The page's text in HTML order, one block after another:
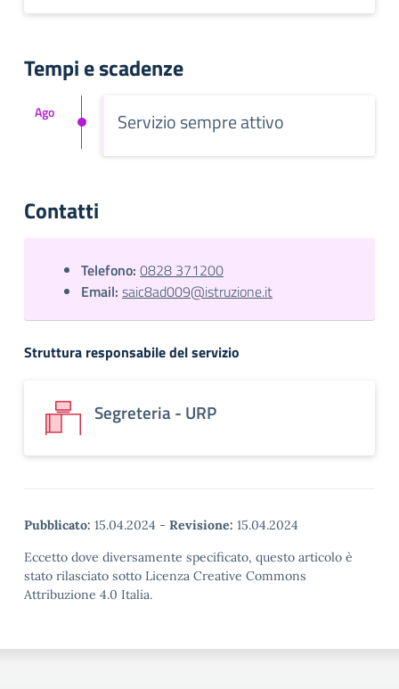
Tempi e scadenze
Ago Servizio sempre attivo
Contatti
Telefono: 0828 371200
Email: saic8ad009@istruzione.it
Struttura responsabile del servizio
Segreteria - URP
Pubblicato: 15.04.2024 - Revisione: 15.04.2024
Eccetto dove diversamente specificato, questo articolo è
stato rilasciato sotto Licenza Creative Commons
Attribuzione 4.0 Italia.